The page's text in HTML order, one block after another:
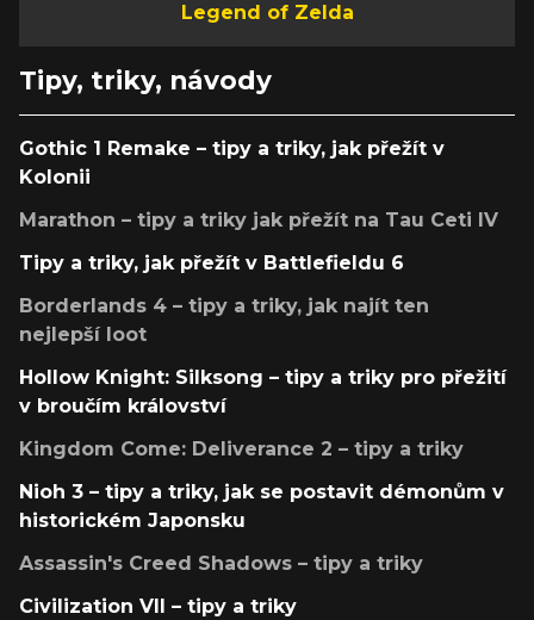
Legend of Zelda
Tipy, triky, návody
Gothic 1 Remake – tipy a triky, jak přežít v
Kolonii
Marathon – tipy a triky jak přežít na Tau Ceti IV
Tipy a triky, jak přežít v Battlefieldu 6
Borderlands 4 – tipy a triky, jak najít ten
nejlepší loot
Hollow Knight: Silksong – tipy a triky pro přežití
v broučím království
Kingdom Come: Deliverance 2 – tipy a triky
Nioh 3 – tipy a triky, jak se postavit démonům v
historickém Japonsku
Assassin's Creed Shadows – tipy a triky
Civilization VII – tipy a triky